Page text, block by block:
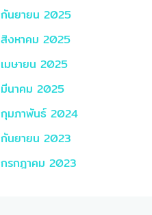
กันยายน 2025
สิงหาคม 2025
เมษายน 2025
มีนาคม 2025
กุมภาพันธ์ 2024
กันยายน 2023
กรกฎาคม 2023